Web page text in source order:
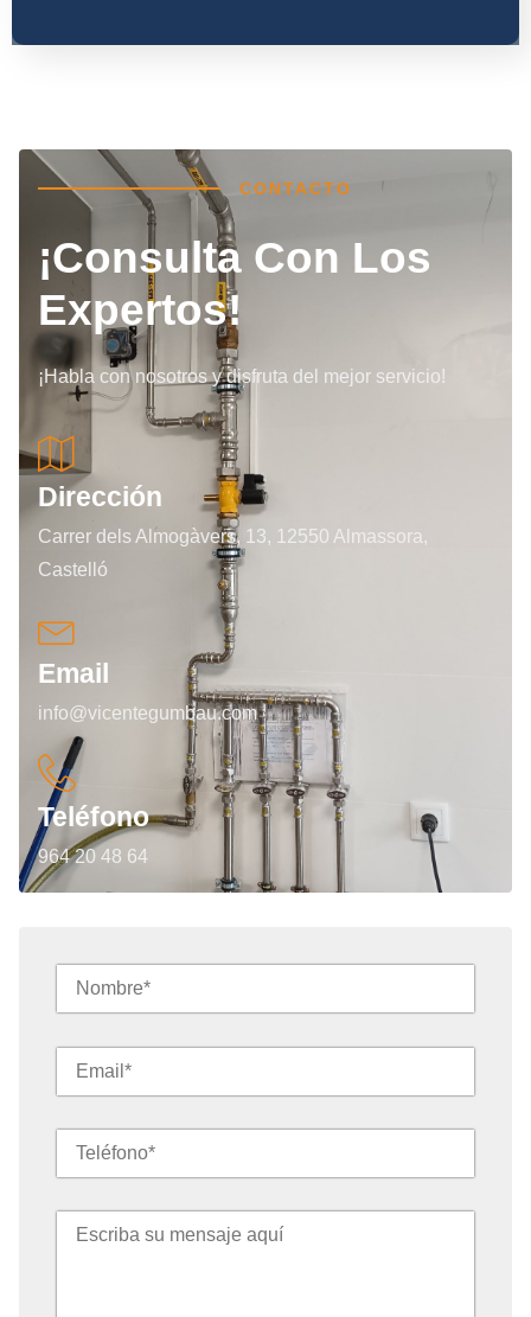
CONTACTO
¡Consulta Con Los
Expertos!
¡Habla con nosotros y disfruta del mejor servicio!
Dirección
Carrer dels Almogàvers, 13, 12550 Almassora,
Castelló
Email
info@vicentegumbau.com
Teléfono
964 20 48 64